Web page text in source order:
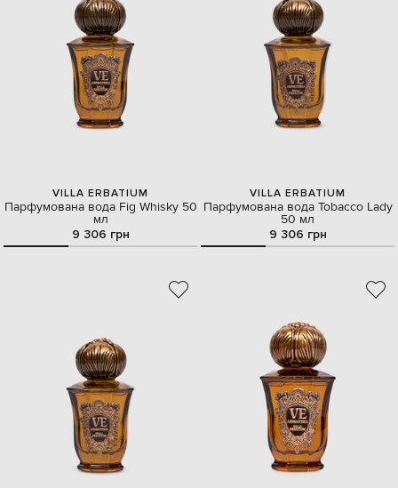
VILLA ERBATIUM
Парфумована вода Fig Whisky 50
мл
9 306 грн
VILLA ERBATIUM
Парфумована вода Tobacco Lady
50 мл
9 306 грн